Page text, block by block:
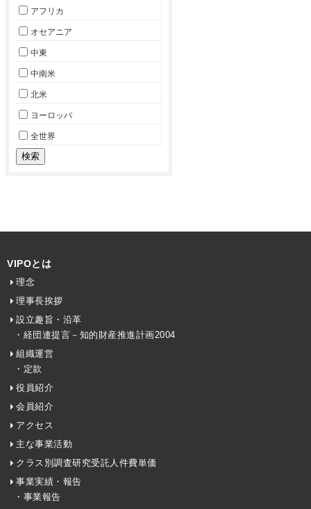
アフリカ
オセアニア
中東
中南米
北米
ヨーロッパ
全世界
VIPOとは
理念
理事長挨拶
設立趣旨・沿革
・経団連提言－知的財産推進計画2004
組織運営
・定款
役員紹介
会員紹介
アクセス
主な事業活動
クラス別調査研究受託人件費単価
事業実績・報告
・事業報告